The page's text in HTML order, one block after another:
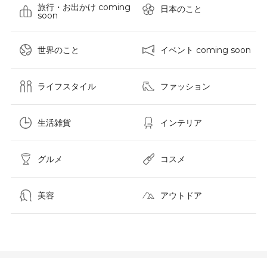
旅行・お出かけ coming
soon
日本のこと
世界のこと イベント coming soon
ライフスタイル ファッション
生活雑貨 インテリア
グルメ コスメ​
美容 アウトドア